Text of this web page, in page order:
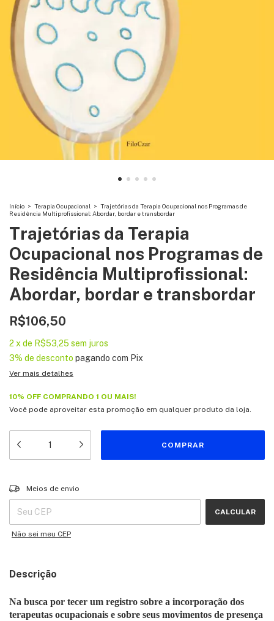
Início > Terapia Ocupacional > Trajetórias da Terapia Ocupacional nos Programas de
Residência Multiprofissional: Abordar, bordar e transbordar
Trajetórias da Terapia
Ocupacional nos Programas de
Residência Multiprofissional:
Abordar, bordar e transbordar
R$106,50
2xde R$53,25 sem juros
3% de desconto pagando com Pix
Ver mais detalhes
10% OFF COMPRANDO 1 OU MAIS!
Você pode aproveitar esta promoção em qualquer produto da loja.
Entregas para o CEP:
Meios de envio
CALCULAR
Não sei meu CEP
Descrição
Na busca por tecer um registro sobre a incorporação dos
terapeutas ocupacionais e sobre seus movimentos de presença